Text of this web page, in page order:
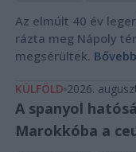
Az elmúlt 40 év
rázta meg Nápoly
megsérültek.
KÜLFÖLD 2026.
A spanyol
Marokkóba a